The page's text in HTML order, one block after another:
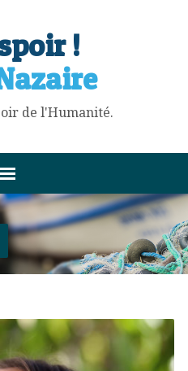
!
de l'Humanité.